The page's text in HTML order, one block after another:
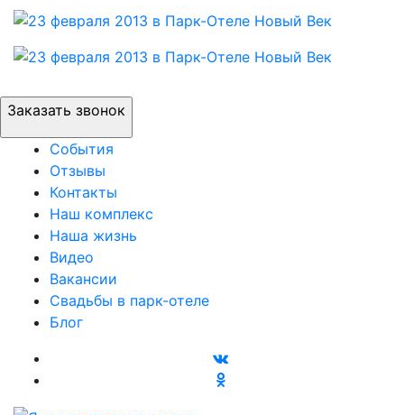
Заказать звонок
События
Отзывы
Контакты
Наш комплекс
Наша жизнь
Видео
Вакансии
Свадьбы в парк-отеле
Блог